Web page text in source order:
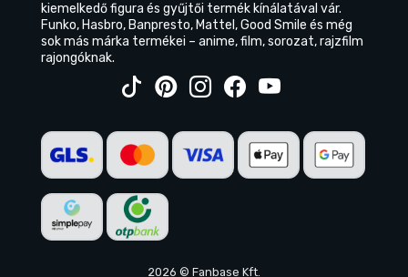
kiemelkedő figura és gyűjtői termék kínálatával vár.
Funko, Hasbro, Banpresto, Mattel, Good Smile és még
sok más márka termékei – anime, film, sorozat, rajzfilm
rajongóknak.
2026 © Fanbase Kft.